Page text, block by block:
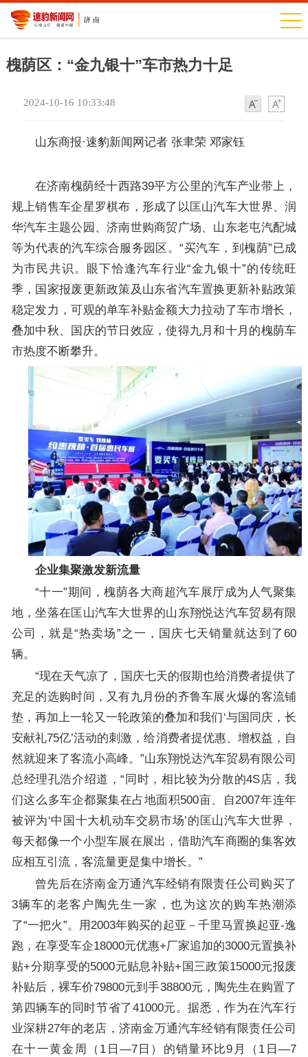
槐荫区：“金九银十”车市热力十足
2024-10-16 10:33:48
山东商报·速豹新闻网记者 张聿荣 邓家钰
在济南槐荫经十西路39平方公里的汽车产业带上，
规上销售车企星罗棋布，形成了以匡山汽车大世界、润
华汽车主题公园、济南世购商贸广场、山东老屯汽配城
等为代表的汽车综合服务园区。“买汽车，到槐荫”已成
为市民共识。眼下恰逢汽车行业“金九银十”的传统旺
季，国家报废更新政策及山东省汽车置换更新补贴政策
稳定发力，可观的单车补贴金额大力拉动了车市增长，
叠加中秋、国庆的节日效应，使得九月和十月的槐荫车
市热度不断攀升。
企业集聚激发新流量
“十一”期间，槐荫各大商超汽车展厅成为人气聚集
地，坐落在匡山汽车大世界的山东翔悦达汽车贸易有限
公司，就是“热卖场”之一，国庆七天销量就达到了60
辆。
“现在天气凉了，国庆七天的假期也给消费者提供了
充足的选购时间，又有九月份的齐鲁车展火爆的客流铺
垫，再加上一轮又一轮政策的叠加和我们‘与国同庆，长
安献礼75亿’活动的刺激，给消费者提优惠、增权益，自
然就迎来了客流小高峰。”山东翔悦达汽车贸易有限公司
总经理孔浩介绍道，“同时，相比较为分散的4S店，我
们这么多车企都聚集在占地面积500亩、自2007年连年
被评为‘中国十大机动车交易市场’的匡山汽车大世界，
每天都像一个小型车展在展出，借助汽车商圈的集客效
应相互引流，客流量更是集中增长。”
曾先后在济南金万通汽车经销有限责任公司购买了
3辆车的老客户陶先生一家，也为这次的购车热潮添
了“一把火”。用2003年购买的起亚－千里马置换起亚-逸
跑，在享受车企18000元优惠+厂家追加的3000元置换补
贴+分期享受的5000元贴息补贴+国三政策15000元报废
补贴后，裸车价79800元到手38800元，陶先生在购置了
第四辆车的同时节省了41000元。据悉，作为在汽车行
业深耕27年的老店，济南金万通汽车经销有限责任公司
在十一黄金周（1日—7日）的销量环比9月（1日—7